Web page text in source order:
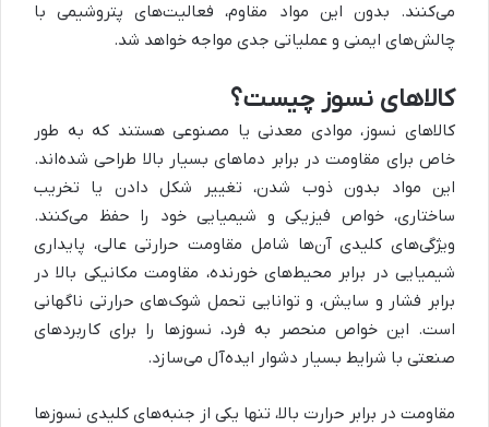
می‌کنند. بدون این مواد مقاوم، فعالیت‌های پتروشیمی با
چالش‌های ایمنی و عملیاتی جدی مواجه خواهد شد.
کالاهای نسوز چیست؟
کالاهای نسوز، موادی معدنی یا مصنوعی هستند که به طور
خاص برای مقاومت در برابر دماهای بسیار بالا طراحی شده‌اند.
این مواد بدون ذوب شدن، تغییر شکل دادن یا تخریب
ساختاری، خواص فیزیکی و شیمیایی خود را حفظ می‌کنند.
ویژگی‌های کلیدی آن‌ها شامل مقاومت حرارتی عالی، پایداری
شیمیایی در برابر محیط‌های خورنده، مقاومت مکانیکی بالا در
برابر فشار و سایش، و توانایی تحمل شوک‌های حرارتی ناگهانی
است. این خواص منحصر به فرد، نسوزها را برای کاربردهای
صنعتی با شرایط بسیار دشوار ایده‌آل می‌سازد.
مقاومت در برابر حرارت بالا، تنها یکی از جنبه‌های کلیدی نسوزها